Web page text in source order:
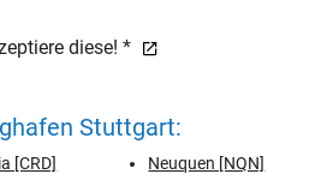
diese! *
Stuttgart:
[CRD]
Neuquen [NQN]